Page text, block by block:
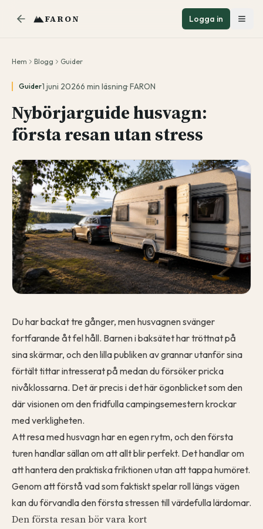
FARON Logga in
Hem Blogg Guider
Guider1 juni 20266 min läsning·FARON
Nybörjarguide husvagn:
första resan utan stress
Du har backat tre gånger, men husvagnen svänger
fortfarande åt fel håll. Barnen i baksätet har tröttnat på
sina skärmar, och den lilla publiken av grannar utanför sina
förtält tittar intresserat på medan du försöker pricka
nivåklossarna. Det är precis i det här ögonblicket som den
där visionen om den fridfulla campingsemestern krockar
med verkligheten.
Att resa med husvagn har en egen rytm, och den första
turen handlar sällan om att allt blir perfekt. Det handlar om
att hantera den praktiska friktionen utan att tappa humöret.
Genom att förstå vad som faktiskt spelar roll längs vägen
kan du förvandla den första stressen till värdefulla lärdomar.
Den första resan bör vara kort